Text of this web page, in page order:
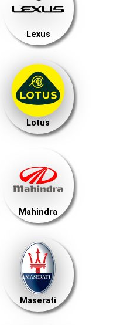
Lexus
Lotus
Mahindra
Maserati